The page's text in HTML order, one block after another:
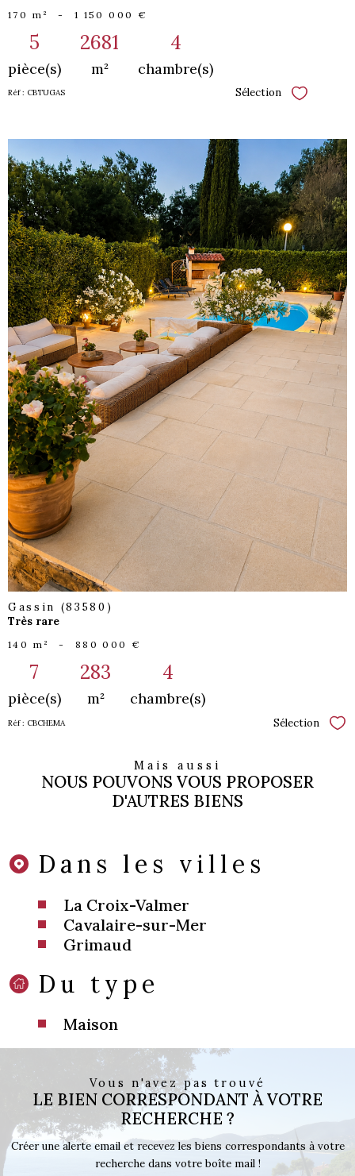
170 m² - 1 150 000 €
5
pièce(s)
2681
m²
4
chambre(s)
Réf : CBTUGAS Sélection
voir le
bien
Gassin (83580)
Très rare
140 m² - 880 000 €
7
pièce(s)
283
m²
4
chambre(s)
Réf : CBCHEMA Sélection
Mais aussi
NOUS POUVONS VOUS PROPOSER
D'AUTRES BIENS
Dans les villes
La Croix-Valmer
Cavalaire-sur-Mer
Grimaud
Du type
Maison
Vous n'avez pas trouvé
LE BIEN CORRESPONDANT À VOTRE
RECHERCHE ?
Créer une alerte email et recevez les biens correspondants à votre
recherche dans votre boîte mail !